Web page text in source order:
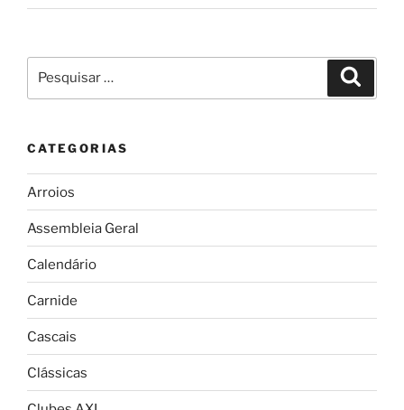
por:
CATEGORIAS
Arroios
Assembleia Geral
Calendário
Carnide
Cascais
Clássicas